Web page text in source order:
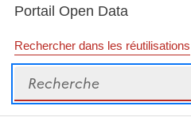
Portail Open Data
Rechercher dans les réutilisations
Recherche